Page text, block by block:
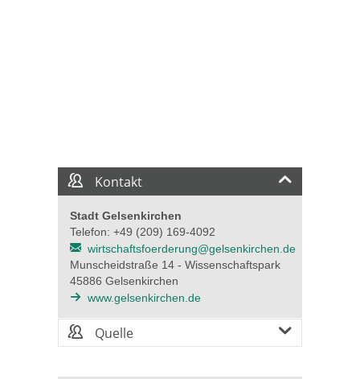
Kontakt
Stadt Gelsenkirchen
Telefon: +49 (209) 169-4092
wirtschaftsfoerderung@gelsenkirchen.de
Munscheidstraße 14 - Wissenschaftspark
45886 Gelsenkirchen
www.gelsenkirchen.de
Quelle